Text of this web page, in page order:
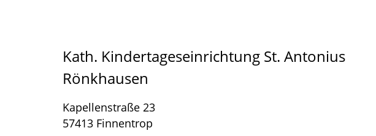
Kath. Kindertageseinrichtung St. Antonius
Rönkhausen
Kapellenstraße 23
57413 Finnentrop